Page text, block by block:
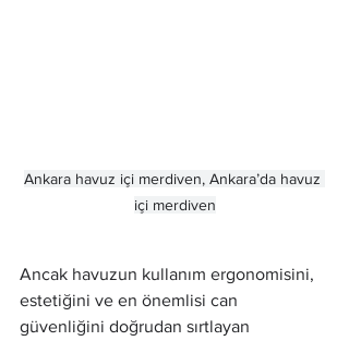
Ankara havuz içi merdiven, Ankara’da havuz
içi merdiven
Ancak havuzun kullanım ergonomisini,
estetiğini ve en önemlisi can
güvenliğini doğrudan sırtlayan